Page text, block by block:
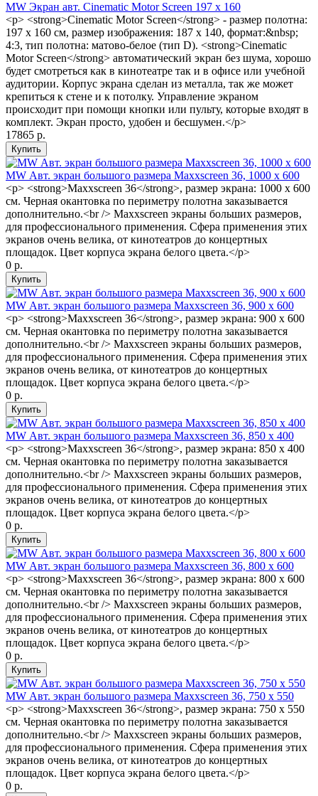
MW Экран авт. Cinematic Motor Screen 197 x 160
<p> <strong>Cinematic Motor Screen</strong> - размер полотна:
197 x 160 см, размер изображения: 187 x 140, формат:&nbsp;
4:3, тип полотна: матово-белое (тип D). <strong>Cinematic
Motor Screen</strong> автоматический экран без шума, хорошо
будет смотреться как в кинотеатре так и в офисе или учебной
аудитории. Корпус экрана сделан из металла, так же может
крепиться к стене и к потолку. Управление экраном
происходит при помощи кнопки или пульту, которые входят в
комплект. Экран просто, удобен и бесшумен.</p>
17865 р.
MW Авт. экран большого размера Maxxscreen 36, 1000 x 600
<p> <strong>Maxxscreen 36</strong>, размер экрана: 1000 x 600
см. Черная окантовка по периметру полотна заказывается
дополнительно.<br /> Maxxscreen экраны больших размеров,
для профессионального применения. Сфера применения этих
экранов очень велика, от кинотеатров до концертных
площадок. Цвет корпуса экрана белого цвета.</p>
0 р.
MW Авт. экран большого размера Maxxscreen 36, 900 x 600
<p> <strong>Maxxscreen 36</strong>, размер экрана: 900 x 600
см. Черная окантовка по периметру полотна заказывается
дополнительно.<br /> Maxxscreen экраны больших размеров,
для профессионального применения. Сфера применения этих
экранов очень велика, от кинотеатров до концертных
площадок. Цвет корпуса экрана белого цвета.</p>
0 р.
MW Авт. экран большого размера Maxxscreen 36, 850 x 400
<p> <strong>Maxxscreen 36</strong>, размер экрана: 850 x 400
см. Черная окантовка по периметру полотна заказывается
дополнительно.<br /> Maxxscreen экраны больших размеров,
для профессионального применения. Сфера применения этих
экранов очень велика, от кинотеатров до концертных
площадок. Цвет корпуса экрана белого цвета.</p>
0 р.
MW Авт. экран большого размера Maxxscreen 36, 800 x 600
<p> <strong>Maxxscreen 36</strong>, размер экрана: 800 x 600
см. Черная окантовка по периметру полотна заказывается
дополнительно.<br /> Maxxscreen экраны больших размеров,
для профессионального применения. Сфера применения этих
экранов очень велика, от кинотеатров до концертных
площадок. Цвет корпуса экрана белого цвета.</p>
0 р.
MW Авт. экран большого размера Maxxscreen 36, 750 x 550
<p> <strong>Maxxscreen 36</strong>, размер экрана: 750 x 550
см. Черная окантовка по периметру полотна заказывается
дополнительно.<br /> Maxxscreen экраны больших размеров,
для профессионального применения. Сфера применения этих
экранов очень велика, от кинотеатров до концертных
площадок. Цвет корпуса экрана белого цвета.</p>
0 р.